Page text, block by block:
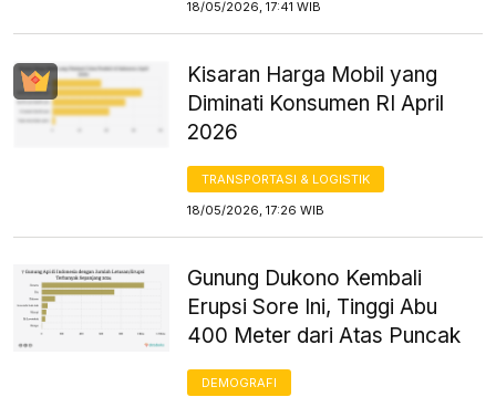
18/05/2026, 17:41 WIB
Kisaran Harga Mobil yang
Diminati Konsumen RI April
2026
TRANSPORTASI & LOGISTIK
18/05/2026, 17:26 WIB
Gunung Dukono Kembali
Erupsi Sore Ini, Tinggi Abu
400 Meter dari Atas Puncak
DEMOGRAFI